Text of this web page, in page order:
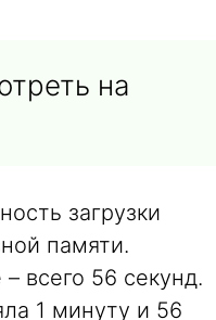
на
загрузки
памяти.
всего 56 секунд.
1 минуту и 56